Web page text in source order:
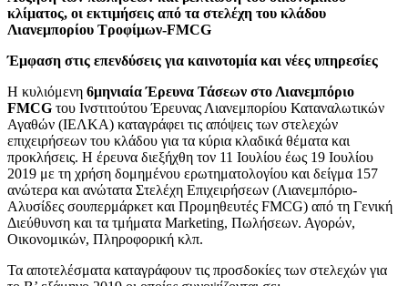
κλίματος, οι εκτιμήσεις από τα στελέχη του κλάδου
Λιανεμπορίου Τροφίμων-FMCG
Έμφαση στις επενδύσεις για καινοτομία και νέες υπηρεσίες
Η κυλιόμενη 6μηνιαία Έρευνα Τάσεων στο Λιανεμπόριο
FMCG του Ινστιτούτου Έρευνας Λιανεμπορίου Καταναλωτικών
Αγαθών (ΙΕΛΚΑ) καταγράφει τις απόψεις των στελεχών
επιχειρήσεων του κλάδου για τα κύρια κλαδικά θέματα και
προκλήσεις. Η έρευνα διεξήχθη τον 11 Ιουλίου έως 19 Ιουλίου
2019 με τη χρήση δομημένου ερωτηματολογίου και δείγμα 157
ανώτερα και ανώτατα Στελέχη Επιχειρήσεων (Λιανεμπόριο-
Αλυσίδες σουπερμάρκετ και Προμηθευτές FMCG) από τη Γενική
Διεύθυνση και τα τμήματα Marketing, Πωλήσεων. Αγορών,
Οικονομικών, Πληροφορική κλπ.
Τα αποτελέσματα καταγράφουν τις προσδοκίες των στελεχών για